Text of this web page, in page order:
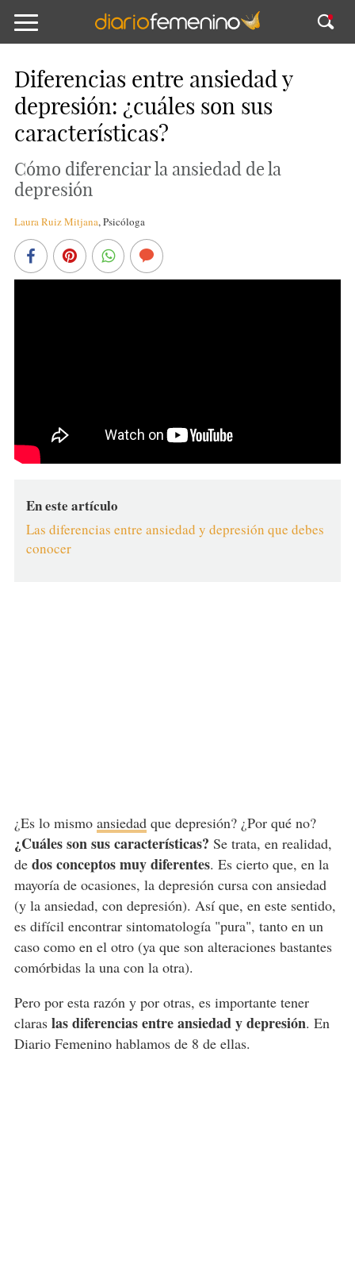
Diferencias entre ansiedad y
depresión: ¿cuáles son sus
características?
Cómo diferenciar la ansiedad de la
depresión
Laura Ruiz Mitjana,Psicóloga
En este artículo
Las diferencias entre ansiedad y depresión que debes
conocer
¿Es lo mismo ansiedadque depresión? ¿Por qué no?
¿Cuáles son sus características? Se trata, en realidad,
de dos conceptos muy diferentes. Es cierto que, en la
mayoría de ocasiones, la depresión cursa con ansiedad
(y la ansiedad, con depresión). Así que, en este sentido,
es difícil encontrar sintomatología "pura", tanto en un
caso como en el otro (ya que son alteraciones bastantes
comórbidas la una con la otra).
Pero por esta razón y por otras, es importante tener
claras las diferencias entre ansiedad y depresión. En
Diario Femenino hablamos de 8 de ellas.